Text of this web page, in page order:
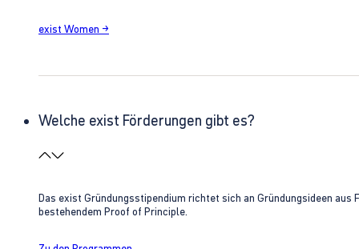
exist Women →
Welche exist Förderungen gibt es?
Das exist Gründungsstipendium richtet sich an Gründungsideen
bestehendem Proof of Principle.